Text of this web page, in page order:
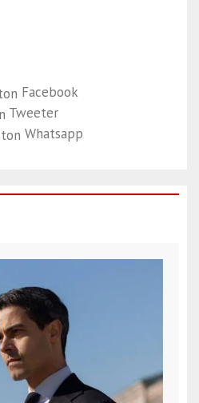
Facebook
Tweeter
Whatsapp